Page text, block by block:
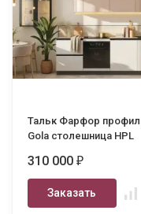
Тальк Фарфор
Gola столешница HPL
310 000₽
Заказать